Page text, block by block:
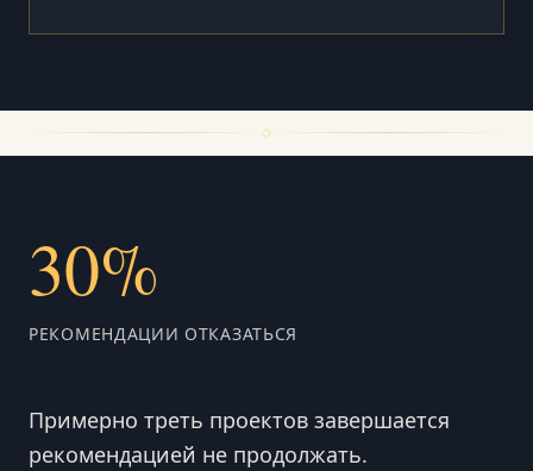
30%
РЕКОМЕНДАЦИИ ОТКАЗАТЬСЯ
Примерно треть проектов завершается
рекомендацией не продолжать.